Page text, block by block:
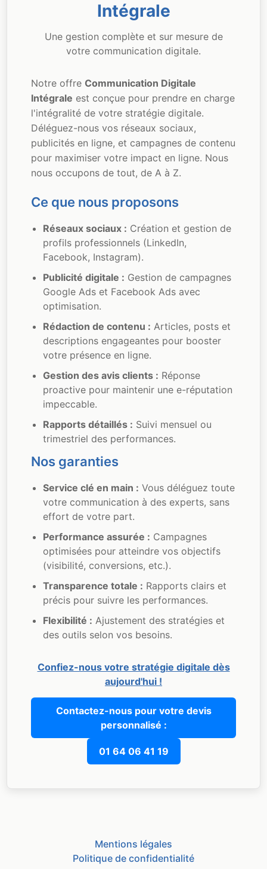
Intégrale
Une gestion complète et sur mesure de
votre communication digitale.
Notre offre Communication Digitale
Intégrale est conçue pour prendre en charge
l'intégralité de votre stratégie digitale.
Déléguez-nous vos réseaux sociaux,
publicités en ligne, et campagnes de contenu
pour maximiser votre impact en ligne. Nous
nous occupons de tout, de A à Z.
Ce que nous proposons
Réseaux sociaux : Création et gestion de
profils professionnels (LinkedIn,
Facebook, Instagram).
Publicité digitale : Gestion de campagnes
Google Ads et Facebook Ads avec
optimisation.
Rédaction de contenu : Articles, posts et
descriptions engageantes pour booster
votre présence en ligne.
Gestion des avis clients : Réponse
proactive pour maintenir une e-réputation
impeccable.
Rapports détaillés : Suivi mensuel ou
trimestriel des performances.
Nos garanties
Service clé en main : Vous déléguez toute
votre communication à des experts, sans
effort de votre part.
Performance assurée : Campagnes
optimisées pour atteindre vos objectifs
(visibilité, conversions, etc.).
Transparence totale : Rapports clairs et
précis pour suivre les performances.
Flexibilité : Ajustement des stratégies et
des outils selon vos besoins.
Confiez-nous votre stratégie digitale dès
aujourd'hui !
Contactez-nous pour votre devis
personnalisé :
01 64 06 41 19
Mentions légales
Politique de confidentialité